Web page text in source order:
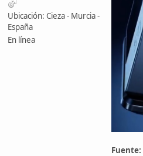
Ubicación: Cieza - Murcia -
España
En línea
Fuente: